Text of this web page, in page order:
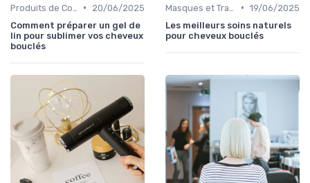
•
20/06/2025
Comment préparer un gel de
lin pour sublimer vos cheveux
bouclés
• 19/06/2025
Les meilleurs soins naturels
pour cheveux bouclés